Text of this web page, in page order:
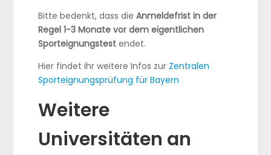
Bitte bedenkt, dass die Anmeldefrist in der
Regel 1-3 Monate vor dem eigentlichen
Sporteignungstestendet.
Hier findet ihr weitere Infos zur Zentralen
Sporteignungsprüfung für Bayern
Weitere
Universitäten an